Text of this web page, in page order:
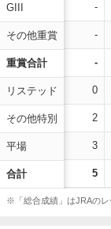
GIII
その他重賞
重賞合計
リステッド
その他特別
平場
合計
-
-
-
0
2
3
5
※「総合成績」はJRAのレ